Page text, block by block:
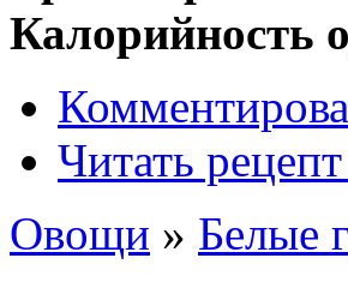
Калорийность
Читать
Овощи » Белые